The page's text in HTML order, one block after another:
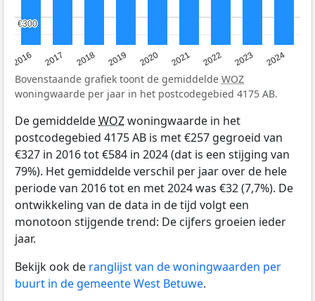
2016 2017 2018 2019 2020 2021 2022 2023 2024
€300
€300
Bovenstaande grafiek toont de gemiddelde WOZ
woningwaarde per jaar in het postcodegebied 4175 AB.
De gemiddeldeWOZwoningwaarde in het
postcodegebied 4175 AB is met €257 gegroeid van
€327 in 2016 tot €584 in 2024 (dat is een stijging van
79%). Het gemiddelde verschil per jaar over de hele
periode van 2016 tot en met 2024 was €32 (7,7%). De
ontwikkeling van de data in de tijd volgt een
monotoon stijgende trend: De cijfers groeien ieder
jaar.
Bekijk ook de ranglijst van de woningwaarden per
buurt in de gemeente West Betuwe.